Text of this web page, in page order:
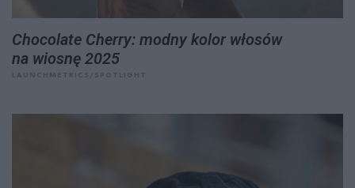
Chocolate Cherry: modny kolor włosów
na wiosnę 2025